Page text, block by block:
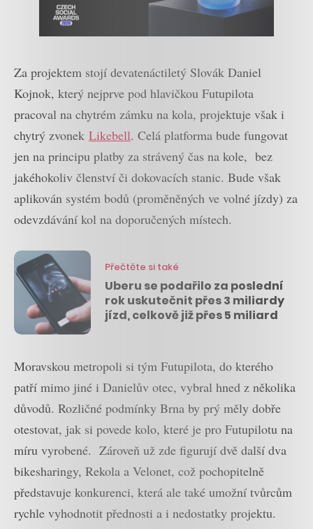
Za projektem stojí devatenáctiletý Slovák Daniel
Kojnok, který nejprve pod hlavičkou Futupilota
pracoval na chytrém zámku na kola, projektuje však i
chytrý zvonek Likebell. Celá platforma bude fungovat
jen na principu platby za strávený čas na kole, bez
jakéhokoliv členství či dokovacích stanic. Bude však
aplikován systém bodů (proměněných ve volné jízdy) za
odevzdávání kol na doporučených místech.
Přečtěte si také
Uberu se podařilo za poslední
rok uskutečnit přes 3 miliardy
jízd, celkově již přes 5 miliard
Moravskou metropoli si tým Futupilota, do kterého
patří mimo jiné i Danielův otec, vybral hned z několika
důvodů. Rozličné podmínky Brna by prý měly dobře
otestovat, jak si povede kolo, které je pro Futupilotu na
míru vyrobené. Zároveň už zde figurují dvě další dva
bikesharingy, Rekola a Velonet, což pochopitelně
představuje konkurenci, která ale také umožní tvůrcům
rychle vyhodnotit přednosti a i nedostatky projektu.